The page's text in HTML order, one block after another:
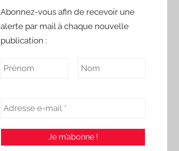
Abonnez-vous afin de recevoir une
alerte par mail à chaque nouvelle
publication :